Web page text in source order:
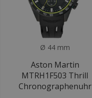
Ø 44 mm
Aston Martin
MTRH1F503 Thrill
Chronographenuhr